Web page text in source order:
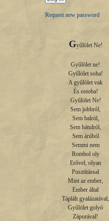
Request new password
Gyűlölet Ne!
Gyűlölet ne!
Gyűlölet soha!
A gyűlölet vak
És ostoba!
Gyűlölet Ne!
Sem jobbról,
Sem balról,
Sem hátulról,
Sem árúból
Semmi nem
Rombol oly
Erővel, olyan
Pusztítással
Mint az ember,
Ember által
Táplált gyalázatával,
Gyűlölet golyó
Záporával!